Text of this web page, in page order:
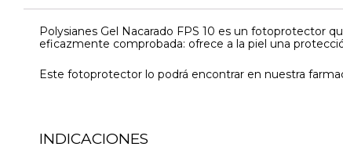
Polysianes Gel Nacarado FPS 10 es un fotoprotector
eficazmente comprobada: ofrece a la piel una
Este fotoprotector lo podrá encontrar en nuestra
INDICACIONES